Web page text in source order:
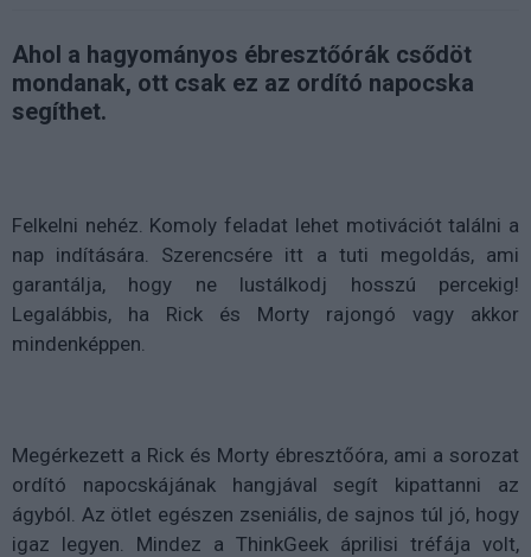
Ahol a hagyományos ébresztőórák csődöt
mondanak, ott csak ez az ordító napocska
segíthet.
Felkelni nehéz. Komoly feladat lehet motivációt találni a
nap indítására. Szerencsére itt a tuti megoldás, ami
garantálja, hogy ne lustálkodj hosszú percekig!
Legalábbis, ha Rick és Morty rajongó vagy akkor
mindenképpen.
Megérkezett a Rick és Morty ébresztőóra, ami a sorozat
ordító napocskájának hangjával segít kipattanni az
ágyból. Az ötlet egészen zseniális, de sajnos túl jó, hogy
igaz legyen. Mindez a ThinkGeek áprilisi tréfája volt,